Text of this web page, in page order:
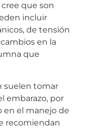
que son
incluir
de tensión
en la
que
suelen tomar
embarazo, por
en el manejo de
recomiendan